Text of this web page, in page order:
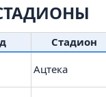
Стадион
Ацтека